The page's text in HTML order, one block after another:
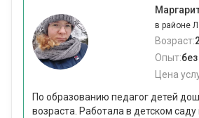
в районе
Возраст:
Опыт:
Цена
По образованию педагог детей
возраста. Работала в детском